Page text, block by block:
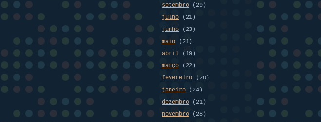
setembro (29)
julho (21)
junho (23)
maio (21)
abril (19)
março (22)
fevereiro (20)
janeiro (24)
dezembro (21)
novembro (28)